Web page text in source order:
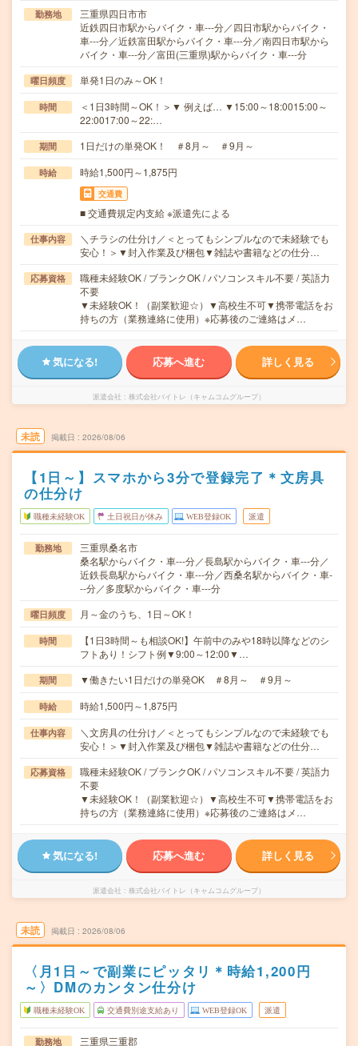
勤務地
三重県四日市市
近鉄四日市駅からバイク・車---分／四日市駅からバイク・
車---分／近鉄富田駅からバイク・車---分／南四日市駅から
バイク・車---分／富田(三重県)駅からバイク・車---分
曜日頻度 単発1日のみ～OK！
時間
＜1日3時間～OK！＞▼ 例えば… ▼15:00～18:0015:00～
22:0017:00～22:…
期間 1日だけの単発OK！ ＃8月～ ＃9月～
時給 時給1,500円～1,875円
交通費
■ 交通費規定内支給 ※派遣先による
仕事内容
＼チラシの仕分け／＜とってもシンプルなので未経験でも
安心！＞▼封入作業及び梱包▼雑誌や書籍などの仕分…
応募資格
職種未経験OK / ブランクOK / パソコンスキル不要 / 英語力
不要
▼未経験OK！（副業歓迎☆）▼高校生不可▼携帯電話をお
持ちの方（業務連絡に使用）※応募後のご連絡はメ…
気になる! 応募へ進む 詳しく見る
派遣会社 株式会社バイトレ（キャムコムグループ）
未読 掲載日 2026/08/06
【1日～】スマホから3分で登録完了＊文房具
の仕分け
職種未経験OK 土日祝日が休み WEB登録OK 派遣
勤務地
三重県桑名市
桑名駅からバイク・車---分／長島駅からバイク・車---分／
近鉄長島駅からバイク・車---分／西桑名駅からバイク・車-
--分／多度駅からバイク・車---分
曜日頻度 月～金のうち、1日～OK！
時間
【1日3時間～も相談OK!】午前中のみや18時以降などのシ
フトあり！シフト例▼9:00～12:00▼…
期間 ▼働きたい1日だけの単発OK ＃8月～ ＃9月～
時給 時給1,500円～1,875円
仕事内容
＼文房具の仕分け／＜とってもシンプルなので未経験でも
安心！＞▼封入作業及び梱包▼雑誌や書籍などの仕分…
応募資格
職種未経験OK / ブランクOK / パソコンスキル不要 / 英語力
不要
▼未経験OK！（副業歓迎☆）▼高校生不可▼携帯電話をお
持ちの方（業務連絡に使用）※応募後のご連絡はメ…
気になる! 応募へ進む 詳しく見る
派遣会社 株式会社バイトレ（キャムコムグループ）
未読 掲載日 2026/08/06
〈月1日～で副業にピッタリ＊時給1,200円
～〉DMのカンタン仕分け
職種未経験OK 交通費別途支給あり WEB登録OK 派遣
勤務地 三重県三重郡